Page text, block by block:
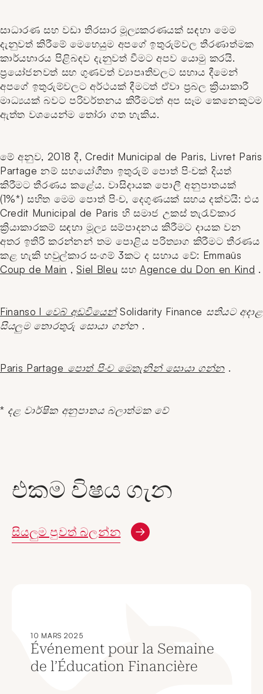
සාධාරණ සහ වඩා තිරසාර මූල්‍යකරණයක් සඳහා මෙම
දැනුවත් කිරීමේ මෙහෙයුම අපගේ ඉතුරුම්වල තීරණාත්මක
කාර්යභාරය පිළිබඳව දැනුවත් වීමට අපව යොමු කරයි.
ප්‍රයෝජනවත් සහ ගුණවත් ව්‍යාපෘතිවලට සහාය දීමෙන්
අපගේ ඉතුරුම්වලට අර්ථයක් දීමටත් ඒවා ප්‍රබල ක්‍රියාකාරී
මාධ්‍යයක් බවට පරිවර්තනය කිරීමටත් අප සෑම කෙනෙකුටම
ඇත්ත වශයෙන්ම තෝරා ගත හැකිය.
මේ අනුව, 2018 දී, Credit Municipal de Paris, Livret Paris
Partage නම් සහයෝගීතා ඉතුරුම් පොත් පිංචක් දියත්
කිරීමට තීරණය කළේය. වාසිදායක පොලී අනුපාතයක්
(1%*) සහිත මෙම පොත් පිංච, දෙගුණයක් සහය දක්වයි: එය
Credit Municipal de Paris හි සමාජ උකස් තැරැව්කාර
ක්‍රියාකාරකම් සඳහා මූල්‍ය සම්පාදනය කිරීමට දායක වන
අතර ඉතිරි කරන්නන් තම පොළිය පරිත්‍යාග කිරීමට තීරණය
කළ හැකි හවුල්කාර සංගම් 3කට ද සහාය වේ: Emmaüs
Coup de Main , Siel Bleu සහ Agence du Don en Kind .
Finanso l වෙබ් අඩවියෙන් Solidarity Finance සතියට අදාළ
සියලුම තොරතුරු සොයා ගන්න.
Paris Partage පොත් පිංච මෙතැනින් සොයා ගන්න .
* දළ වාර්ෂික අනුපාතය බලාත්මක වේ
එකම විෂය ගැන
සියලුම පුවත් බලන්න
10 MARS 2025
Événement pour la Semaine
de l’Éducation Financière